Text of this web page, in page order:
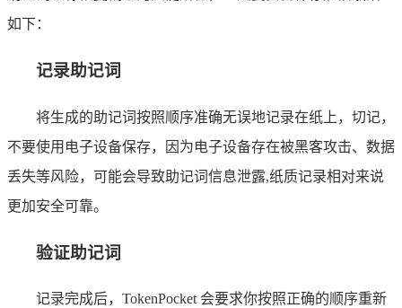
如下：
记录助记词
将生成的助记词按照顺序准确无误地记录在纸上，切记，
不要使用电子设备保存，因为电子设备存在被黑客攻击、数据
丢失等风险，可能会导致助记词信息泄露,纸质记录相对来说
更加安全可靠。
验证助记词
记录完成后，TokenPocket 会要求你按照正确的顺序重新